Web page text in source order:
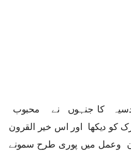
کا جنہوں نے محبوب
دیکھا اور اس خیر القرون
وعمل میں پوری طرح سمونے